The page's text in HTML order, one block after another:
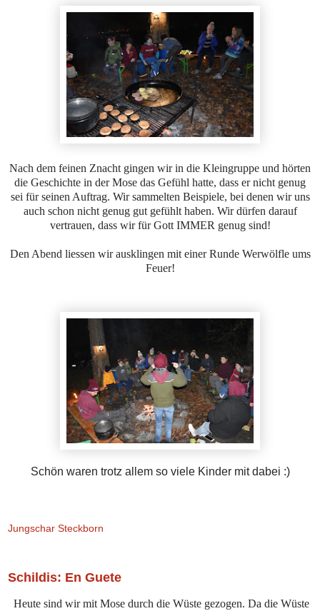
Nach dem feinen Znacht gingen wir in die Kleingruppe und hörten
die Geschichte in der Mose das Gefühl hatte, dass er nicht genug
sei für seinen Auftrag. Wir sammelten Beispiele, bei denen wir uns
auch schon nicht genug gut gefühlt haben. Wir dürfen darauf
vertrauen, dass wir für Gott IMMER genug sind!
Den Abend liessen wir ausklingen mit einer Runde Werwölfle ums
Feuer!
Schön waren trotz allem so viele Kinder mit dabei :)
Jungschar Steckborn
Schildis: En Guete
Heute sind wir mit Mose durch die Wüste gezogen. Da die Wüste